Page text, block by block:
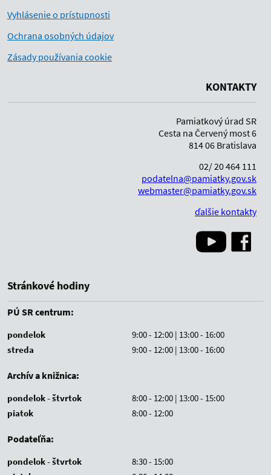
Vyhlásenie o prístupnosti
Ochrana osobných údajov
Zásady používania cookie
KONTAKTY
Pamiatkový úrad SR
Cesta na Červený most 6
814 06 Bratislava
02/ 20 464 111
podatelna@pamiatky.gov.sk
webmaster@pamiatky.gov.sk
ďalšie kontakty
Stránkové hodiny
PÚ SR centrum:
pondelok
9:00 - 12:00 | 13:00 - 16:00
streda
9:00 - 12:00 | 13:00 - 16:00
Archív a knižnica:
pondelok - štvrtok
8:00 - 12:00 | 13:00 - 15:00
piatok
8:00 - 12:00
Podateľňa:
pondelok - štvrtok
8:30 - 15:00